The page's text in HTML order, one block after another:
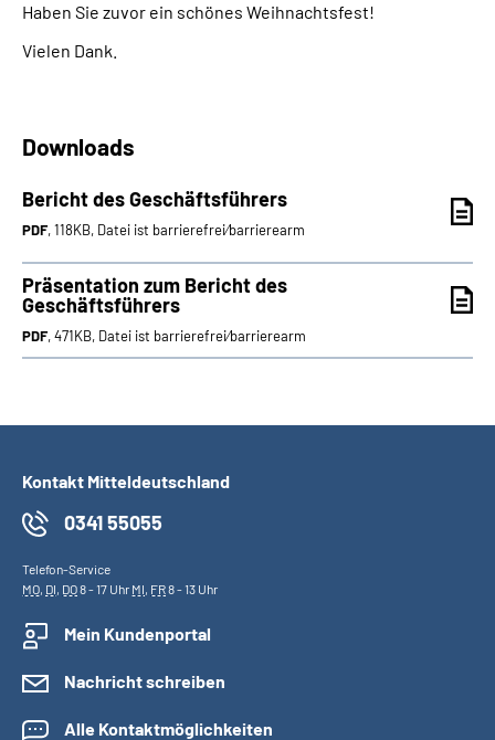
Haben Sie zuvor ein schönes Weihnachtsfest!
Vielen Dank.
Downloads
Bericht des Geschäftsführers
PDF, 118KB, Datei ist barrierefrei⁄barrierearm
Präsentation zum Bericht des
Geschäftsführers
PDF, 471KB, Datei ist barrierefrei⁄barrierearm
Kontakt Mitteldeutschland
0341 55055
Telefon-Service
MO, DI, DO8 - 17 Uhr MI, FR8 - 13 Uhr
Mein Kundenportal
Nachricht schreiben
Alle Kontaktmöglichkeiten